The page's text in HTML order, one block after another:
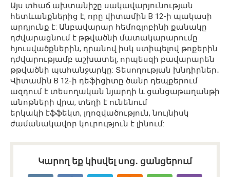
Այս տհաճ ախտանիշը սակավարյունության
հետևանքներից է, որը վիտամին B 12-ի պակասի
արդյունք է: Անբավարար հեմոգլոբինի քանակը
դժվարացնում է թթվածնի մատակարարումը
հյուսվածքներին, դրանով իսկ ստիպելով թոքերին
դժվարությամբ աշխատել, որպեսզի բավարարեն
թթվածնի պահանջարկը: Տեսողության խնդիրներ․
Վիտամին B 12-ի դեֆիցիտը ծանր դեպքերում
ազդում է տեսողական նյարդի և ցանցաթաղանթի
անոթների վրա, տեղի է ունենում
երկակի էֆֆեկտ, լղոզվածություն,նույնիսկ
ժամանակավոր կուրություն է լինում:
Կարող եք կիսվել սոց․ ցանցերում